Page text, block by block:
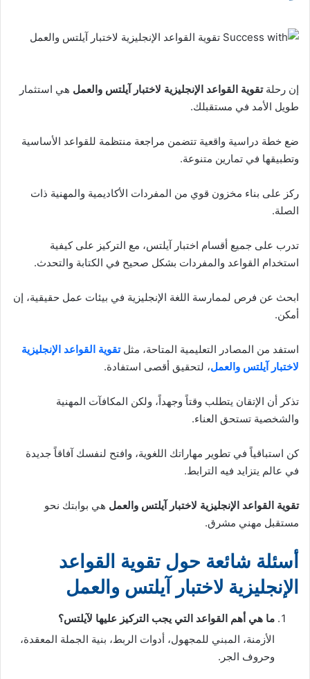
إن رحلةتقوية القواعد الإنجليزية لاختبار آيلتس والعمل هي استثمار
طويل الأمد في مستقبلك.
ضع خطة دراسية واقعية تتضمن مراجعة منتظمة للقواعد الأساسية
وتطبيقها في تمارين متنوعة.
ركز على بناء مخزون قوي من المفردات الأكاديمية والمهنية ذات
الصلة.
تدرب على جميع أقسام اختبار آيلتس، مع التركيز على كيفية
استخدام القواعد والمفردات بشكل صحيح في الكتابة والتحدث.
ابحث عن فرص لممارسة اللغة الإنجليزية في بيئات عمل حقيقية، إن
أمكن.
استفد من المصادر التعليمية المتاحة، مثلتقوية القواعد الإنجليزية
لاختبار آيلتس والعمل، لتحقيق أقصى استفادة.
تذكر أن الإتقان يتطلب وقتاً وجهداً، ولكن المكافآت المهنية
والشخصية تستحق العناء.
كن استباقياً في تطوير مهاراتك اللغوية، وافتح لنفسك آفاقاً جديدة
في عالم يتزايد فيه الترابط.
تقوية القواعد الإنجليزية لاختبار آيلتس والعمل هي بوابتك نحو
مستقبل مهني مشرق.
أسئلة شائعة حول تقوية القواعد
الإنجليزية لاختبار آيلتس والعمل
ما هي أهم القواعد التي يجب التركيز عليها لآيلتس؟
الأزمنة، المبني للمجهول، أدوات الربط، بنية الجملة المعقدة،
وحروف الجر.